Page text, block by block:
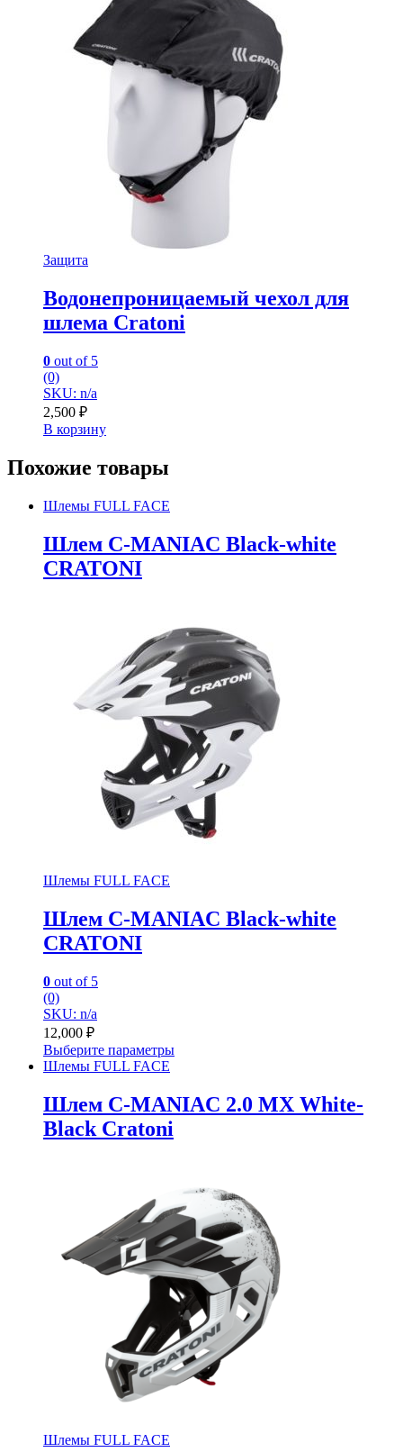
Защита
Водонепроницаемый чехол для
шлема Cratoni
0 out of 5
(0)
SKU: n/a
2,500 ₽
В корзину
Похожие товары
Шлемы FULL FACE
Шлем C-MANIAC Black-white
CRATONI
Шлемы FULL FACE
Шлем C-MANIAC Black-white
CRATONI
0 out of 5
(0)
SKU: n/a
12,000 ₽
Выберите параметры
Шлемы FULL FACE
Шлем C-MANIAC 2.0 MX White-
Black Cratoni
Шлемы FULL FACE